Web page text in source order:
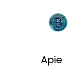
Apie